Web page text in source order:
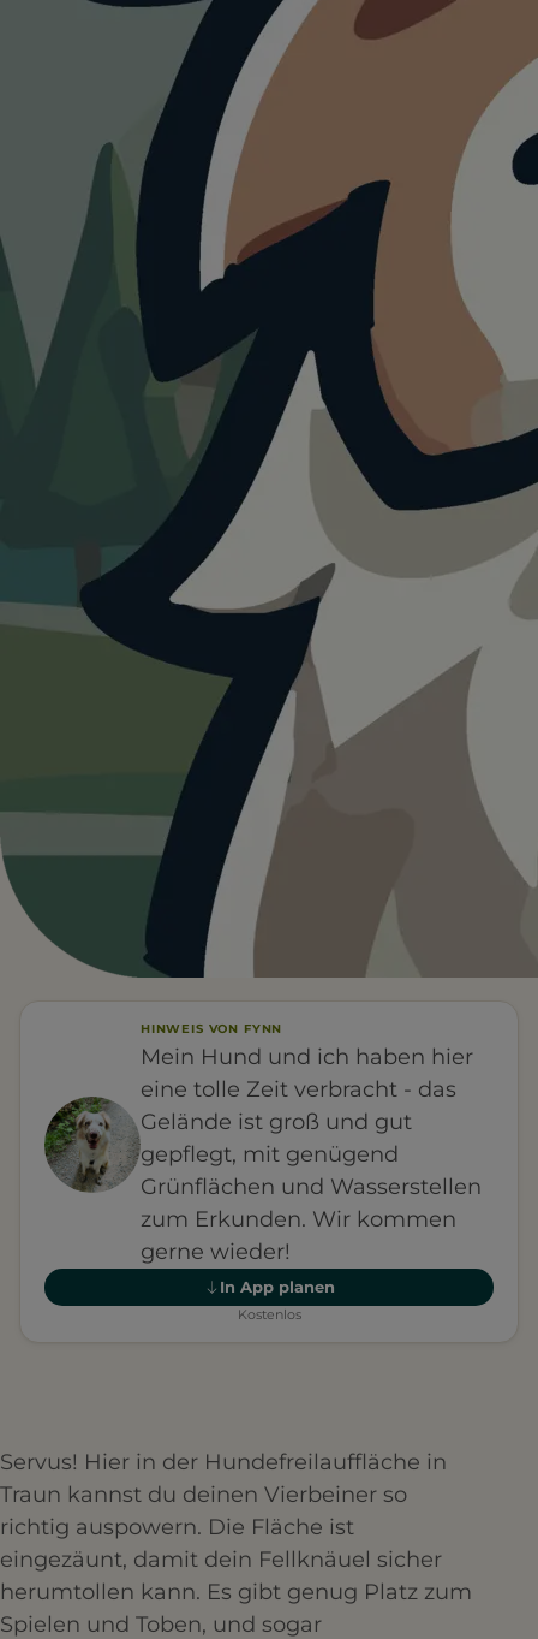
Visualisierung · KI
HUNDEAUSLAUF
Hundefreilauffläche
Heute ist ein guter Tagfür
Hundefreilauffläche Traun.
21°C und sonnig. Ein guter Tag für einen Ausflug mit
OpenWeatherMap
FÜR EUCH RELEVANT Leinenfrei Eingezäunt
HINWEIS VON FYNN
Mein Hund und ich haben hier
eine tolle Zeit verbracht - das
Gelände ist groß und gut
gepflegt, mit genügend
Grünflächen und Wasserstellen
zum Erkunden. Wir kommen
gerne wieder!
In App planen
Kostenlos
Servus! Hier in der Hundefreilauffläche in
Traun kannst du deinen Vierbeiner so
richtig auspowern. Die Fläche ist
eingezäunt, damit dein Fellknäuel sicher
herumtollen kann. Es gibt genug Platz zum
Spielen und Toben, und sogar